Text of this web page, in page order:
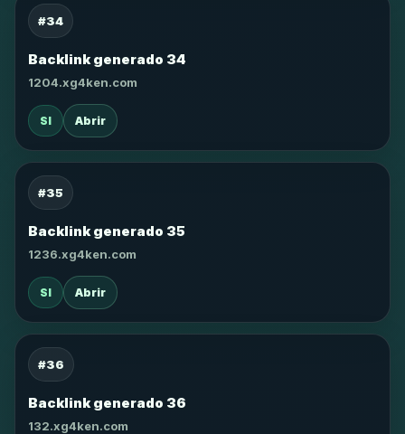
#34
Backlink generado 34
1204.xg4ken.com
SI Abrir
#35
Backlink generado 35
1236.xg4ken.com
SI Abrir
#36
Backlink generado 36
132.xg4ken.com